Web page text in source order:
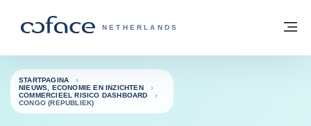
COFACE, FOR TRADE - GROEP
NETHERLANDS
Terug naar startpagina
STARTPAGINA
NIEUWS, ECONOMIE EN INZICHTEN
COMMERCIEEL RISICO DASHBOARD
CONGO (REPUBLIEK)